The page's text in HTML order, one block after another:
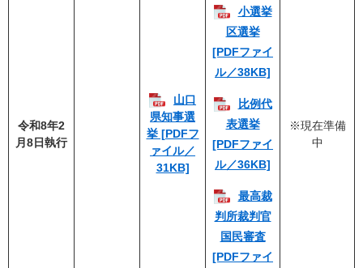
令和8年2
月8日執行
山口
県知事選
挙 [PDFフ
ァイル／
31KB]
小選挙
区選挙
[PDFファイ
ル／38KB]
比例代
表選挙
[PDFファイ
ル／36KB]
最高裁
判所裁判官
国民審査
[PDFファイ
※現在準備
中